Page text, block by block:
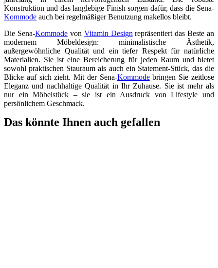
Konstruktion und das langlebige Finish sorgen dafür, dass die Sena-
Kommode auch bei regelmäßiger Benutzung makellos bleibt.
Die Sena-Kommodevon Vitamin Design repräsentiert das Beste an
modernem Möbeldesign: minimalistische Ästhetik,
außergewöhnliche Qualität und ein tiefer Respekt für natürliche
Materialien. Sie ist eine Bereicherung für jeden Raum und bietet
sowohl praktischen Stauraum als auch ein Statement-Stück, das die
Blicke auf sich zieht. Mit der Sena-Kommodebringen Sie zeitlose
Eleganz und nachhaltige Qualität in Ihr Zuhause. Sie ist mehr als
nur ein Möbelstück – sie ist ein Ausdruck von Lifestyle und
persönlichem Geschmack.
Das könnte Ihnen auch gefallen